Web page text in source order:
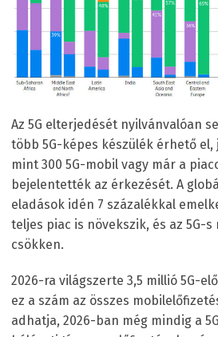
Az 5G elterjedését nyilvánvalóan
több 5G-képes készülék érhető
mint 300 5G-mobil vagy már a
bejelentették az érkezését. A
eladások idén 7 százalékkal
teljes piac is növekszik, és az 5G-s
csökken.
2026-ra világszerte 3,5 millió 5G-
ez a szám az összes
adhatja, 2026-ban még mindig a